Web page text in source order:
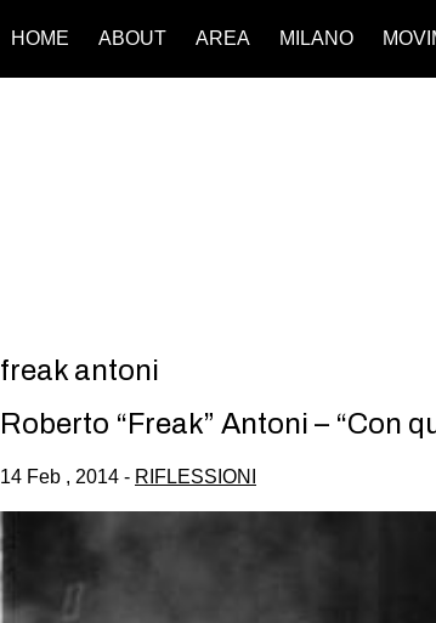
HOME ABOUT AREA MILANO
freak antoni
Roberto “Freak” Antoni – “Con
14 Feb , 2014 - RIFLESSIONI